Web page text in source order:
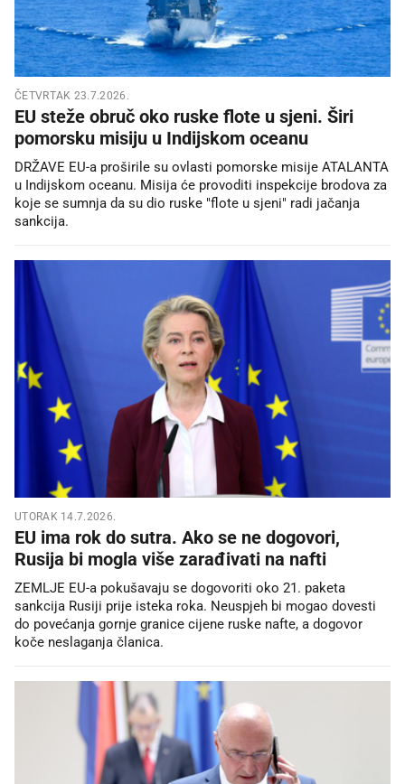
ČETVRTAK 23.7.2026.
EU steže obruč oko ruske flote u sjeni. Širi
pomorsku misiju u Indijskom oceanu
DRŽAVE EU-a proširile su ovlasti pomorske misije ATALANTA
u Indijskom oceanu. Misija će provoditi inspekcije brodova za
koje se sumnja da su dio ruske "flote u sjeni" radi jačanja
sankcija.
UTORAK 14.7.2026.
EU ima rok do sutra. Ako se ne dogovori,
Rusija bi mogla više zarađivati na nafti
ZEMLJE EU-a pokušavaju se dogovoriti oko 21. paketa
sankcija Rusiji prije isteka roka. Neuspjeh bi mogao dovesti
do povećanja gornje granice cijene ruske nafte, a dogovor
koče neslaganja članica.